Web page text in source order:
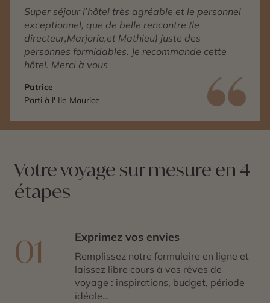
Super séjour l’hôtel très agréable et le personnel
exceptionnel, que de belle rencontre (le
directeur,Marjorie,et Mathieu) juste des
personnes formidables. Je recommande cette
hôtel. Merci à vous
Patrice
Parti à l' Ile Maurice
Votre voyage sur mesure en 4
étapes
01 Exprimez vos envies
Remplissez notre formulaire en ligne et
laissez libre cours à vos rêves de
voyage : inspirations, budget, période
idéale…